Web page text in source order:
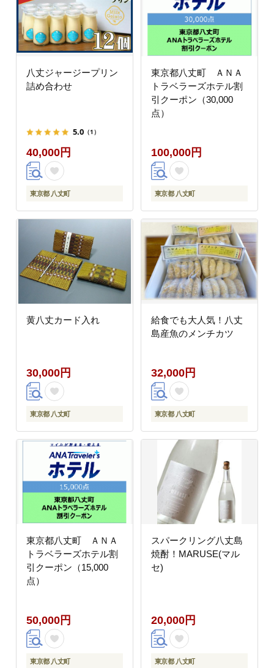
八丈ジャージープリン
詰め合わせ
5.0 （1）
40,000円
東京都 八丈町
東京都八丈町 ＡＮＡ
トラベラーズホテル割
引クーポン（30,000
点）
100,000円
東京都 八丈町
黄八丈カード入れ
30,000円
東京都 八丈町
給食でも大人気！八丈
島産魚のメンチカツ
32,000円
東京都 八丈町
東京都八丈町 ＡＮＡ
トラベラーズホテル割
引クーポン（15,000
点）
50,000円
東京都 八丈町
スパークリング八丈島
焼酎！MARUSE(マル
セ)
20,000円
東京都 八丈町